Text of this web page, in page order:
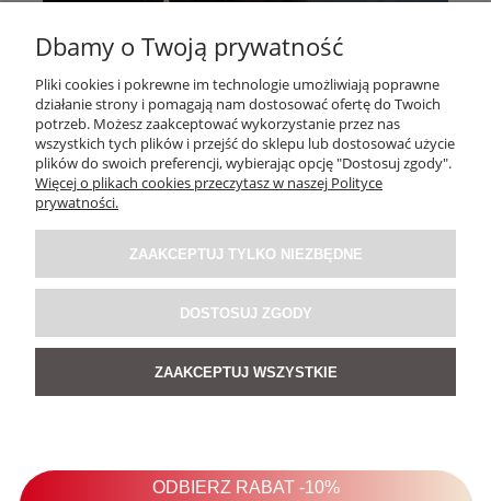
Bluzka Line Art Czarna
Dbamy o Twoją prywatność
Pliki cookies i pokrewne im technologie umożliwiają poprawne
działanie strony i pomagają nam dostosować ofertę do Twoich
potrzeb. Możesz zaakceptować wykorzystanie przez nas
wszystkich tych plików i przejść do sklepu lub dostosować użycie
plików do swoich preferencji, wybierając opcję "Dostosuj zgody".
Więcej o plikach cookies przeczytasz w naszej Polityce
prywatności.
ZAAKCEPTUJ TYLKO NIEZBĘDNE
DOSTOSUJ ZGODY
ZAAKCEPTUJ WSZYSTKIE